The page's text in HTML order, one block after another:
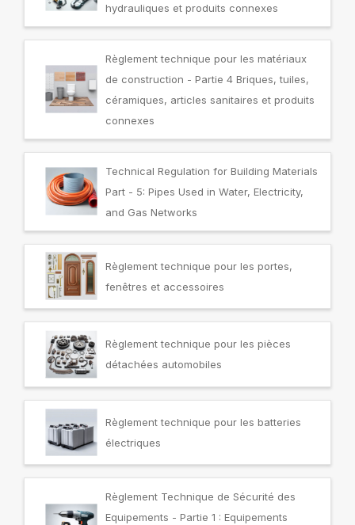
hydrauliques et produits connexes
Règlement technique pour les matériaux
de construction - Partie 4 Briques, tuiles,
céramiques, articles sanitaires et produits
connexes
Technical Regulation for Building Materials
Part - 5: Pipes Used in Water, Electricity,
and Gas Networks
Règlement technique pour les portes,
fenêtres et accessoires
Règlement technique pour les pièces
détachées automobiles
Règlement technique pour les batteries
électriques
Règlement Technique de Sécurité des
Equipements - Partie 1 : Equipements